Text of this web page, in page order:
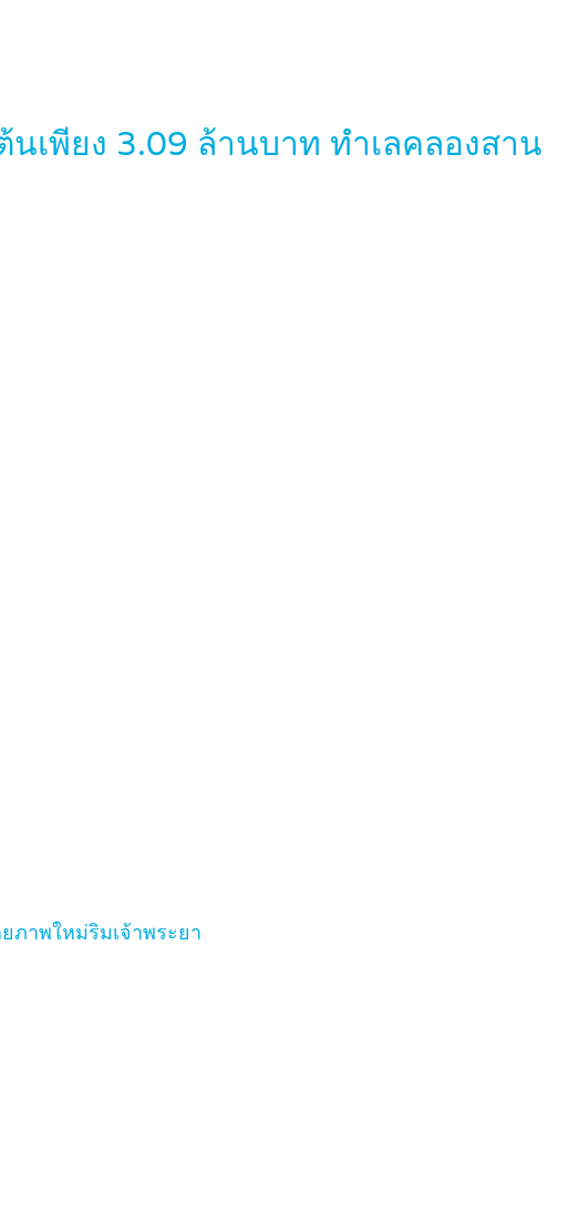
นเพียง 3.09 ล้านบาท ทำเลคลองสาน
ภาพใหม่ริมเจ้าพระยา